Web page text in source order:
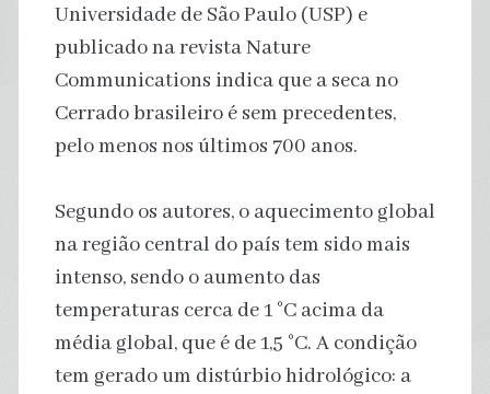
Universidade de São Paulo (USP) e
publicado na revista Nature
Communications indica que a seca no
Cerrado brasileiro é sem precedentes,
pelo menos nos últimos 700 anos.
Segundo os autores, o aquecimento global
na região central do país tem sido mais
intenso, sendo o aumento das
temperaturas cerca de 1 °C acima da
média global, que é de 1,5 °C. A condição
tem gerado um distúrbio hidrológico: a